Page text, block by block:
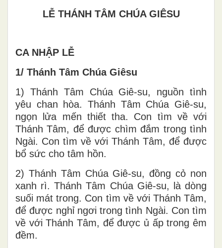
LỄ THÁNH TÂM CHÚA GIÊSU
CA NHẬP LỄ
1/ Thánh Tâm Chúa Giêsu
1) Thánh Tâm Chúa Giê-su, nguồn tình
yêu chan hòa. Thánh Tâm Chúa Giê-su,
ngọn lửa mến thiết tha. Con tìm về với
Thánh Tâm, để được chìm đắm trong tình
Ngài. Con tìm về với Thánh Tâm, để được
bổ sức cho tâm hồn.
2) Thánh Tâm Chúa Giê-su, đồng cỏ non
xanh rì. Thánh Tâm Chúa Giê-su, là dòng
suối mát trong. Con tìm về với Thánh Tâm,
để được nghỉ ngơi trong tình Ngài. Con tìm
về với Thánh Tâm, để được ủ ấp trong êm
đềm.